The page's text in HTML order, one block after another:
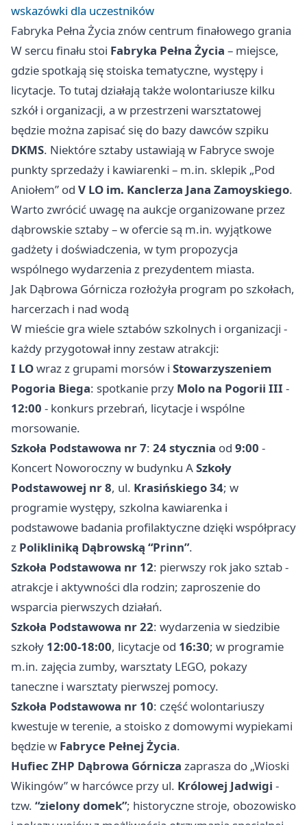
wskazówki dla uczestników
Fabryka Pełna Życia znów centrum finałowego grania
W sercu finału stoi Fabryka Pełna Życia – miejsce,
gdzie spotkają się stoiska tematyczne, występy i
licytacje. To tutaj działają także wolontariusze kilku
szkół i organizacji, a w przestrzeni warsztatowej
będzie można zapisać się do bazy dawców szpiku
DKMS. Niektóre sztaby ustawiają w Fabryce swoje
punkty sprzedaży i kawiarenki – m.in. sklepik „Pod
Aniołem” od V LO im. Kanclerza Jana Zamoyskiego.
Warto zwrócić uwagę na aukcje organizowane przez
dąbrowskie sztaby – w ofercie są m.in. wyjątkowe
gadżety i doświadczenia, w tym propozycja
wspólnego wydarzenia z prezydentem miasta.
Jak Dąbrowa Górnicza rozłożyła program po szkołach,
harcerzach i nad wodą
W mieście gra wiele sztabów szkolnych i organizacji -
każdy przygotował inny zestaw atrakcji:
I LOwraz z grupami morsów i Stowarzyszeniem
Pogoria Biega: spotkanie przy Molo na Pogorii III -
12:00 - konkurs przebrań, licytacje i wspólne
morsowanie.
Szkoła Podstawowa nr 7: 24 stycznia od 9:00 -
Koncert Noworoczny w budynku ASzkoły
Podstawowej nr 8, ul. Krasińskiego 34; w
programie występy, szkolna kawiarenka i
podstawowe badania profilaktyczne dzięki współpracy
z Polikliniką Dąbrowską “Prinn”.
Szkoła Podstawowa nr 12: pierwszy rok jako sztab -
atrakcje i aktywności dla rodzin; zaproszenie do
wsparcia pierwszych działań.
Szkoła Podstawowa nr 22: wydarzenia w siedzibie
szkoły 12:00-18:00, licytacje od 16:30; w programie
m.in. zajęcia zumby, warsztaty LEGO, pokazy
taneczne i warsztaty pierwszej pomocy.
Szkoła Podstawowa nr 10: część wolontariuszy
kwestuje w terenie, a stoisko z domowymi wypiekami
będzie w Fabryce Pełnej Życia.
Hufiec ZHP Dąbrowa Górnicza zaprasza do „Wioski
Wikingów” w harcówce przy ul. Królowej Jadwigi -
tzw. “zielony domek”; historyczne stroje, obozowisko